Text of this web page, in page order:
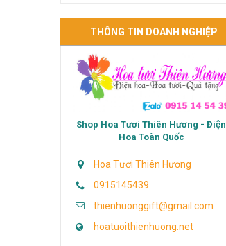
THÔNG TIN DOANH NGHIỆP
Shop Hoa Tươi Thiên Hương - Điện
Hoa Toàn Quốc
Hoa Tươi Thiên Hương
0915145439
thienhuonggift@gmail.com
hoatuoithienhuong.net